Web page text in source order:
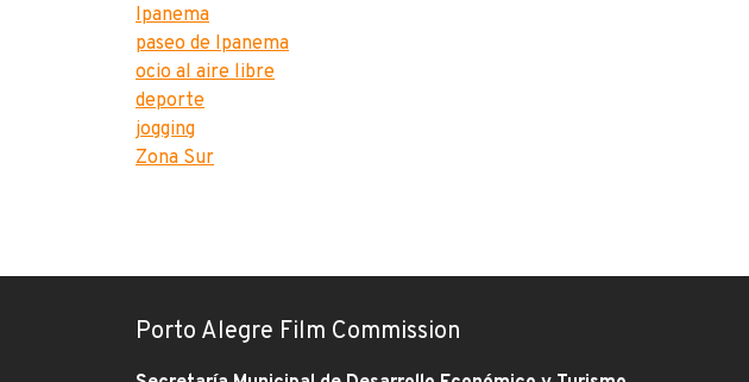
Ipanema
paseo de Ipanema
ocio al aire libre
deporte
jogging
Zona Sur
Porto Alegre Film Commission